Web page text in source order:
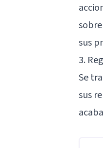
sus
3.
Se
sus